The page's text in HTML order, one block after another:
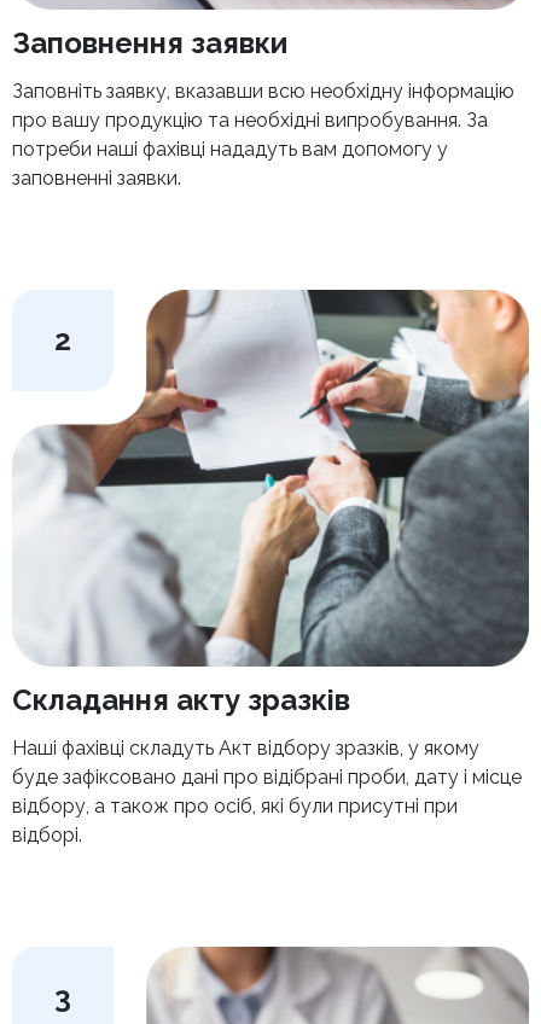
Заповнення заявки
Заповніть заявку, вказавши всю необхідну інформацію
про вашу продукцію та необхідні випробування. За
потреби наші фахівці нададуть вам допомогу у
заповненні заявки.
2
Складання акту зразків
Наші фахівці складуть Акт відбору зразків, у якому
буде зафіксовано дані про відібрані проби, дату і місце
відбору, а також про осіб, які були присутні при
відборі.
3